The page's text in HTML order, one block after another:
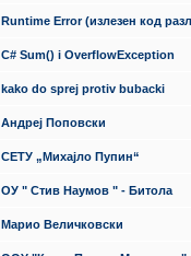
Runtime Error (излезен код
C# Sum() i OverflowException
kako do sprej protiv bubacki
Андреј Поповски
СЕТУ „Михајло Пупин“
ОУ " Стив Наумов " - Битола
Марио Величковски